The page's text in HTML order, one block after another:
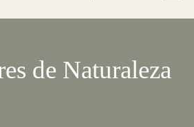
de Naturaleza